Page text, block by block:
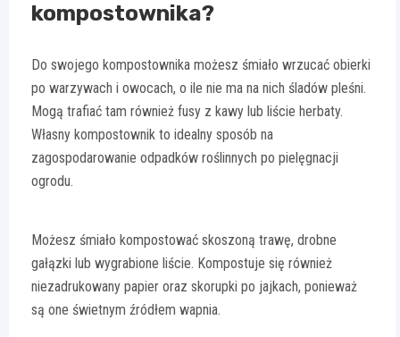
kompostownika?
Do swojego kompostownika możesz śmiało wrzucać obierki
po warzywach i owocach, o ile nie ma na nich śladów pleśni.
Mogą trafiać tam również fusy z kawy lub liście herbaty.
Własny kompostownik to idealny sposób na
zagospodarowanie odpadków roślinnych po pielęgnacji
ogrodu.
Możesz śmiało kompostować skoszoną trawę, drobne
gałązki lub wygrabione liście. Kompostuje się również
niezadrukowany papier oraz skorupki po jajkach, ponieważ
są one świetnym źródłem wapnia.